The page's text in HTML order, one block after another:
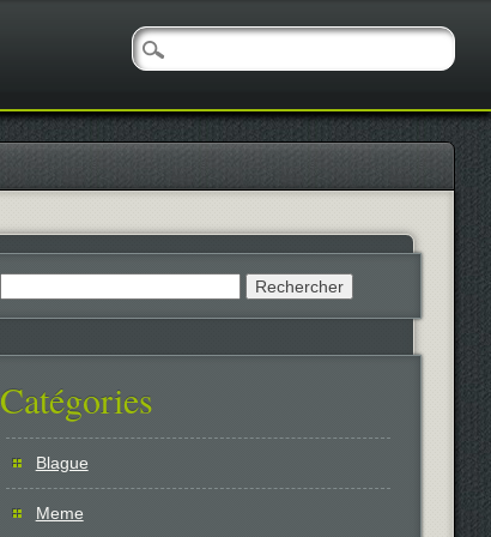
Catégories
Blague
Meme